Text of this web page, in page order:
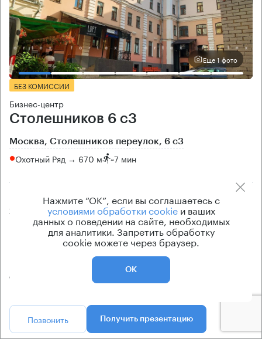
Еще 1 фото
БЕЗ КОМИССИИ
Бизнес-центр
Столешников 6 с3
Москва, Столешников переулок, 6 с3
Охотный Ряд → 670 м ~7 мин
Площадь особняка
2217 кв.м
Цена продажи
по запросу
Класс особняка Вентиляция
приточно-вытяжная
сплит-системы
Позвонить Получить презентацию
Нажмите “ОК”, если вы соглашаетесь с
условиями обработки cookieи ваших
данных о поведении на сайте, необходимых
для аналитики. Запретить обработку
cookie можете через браузер.
ОК